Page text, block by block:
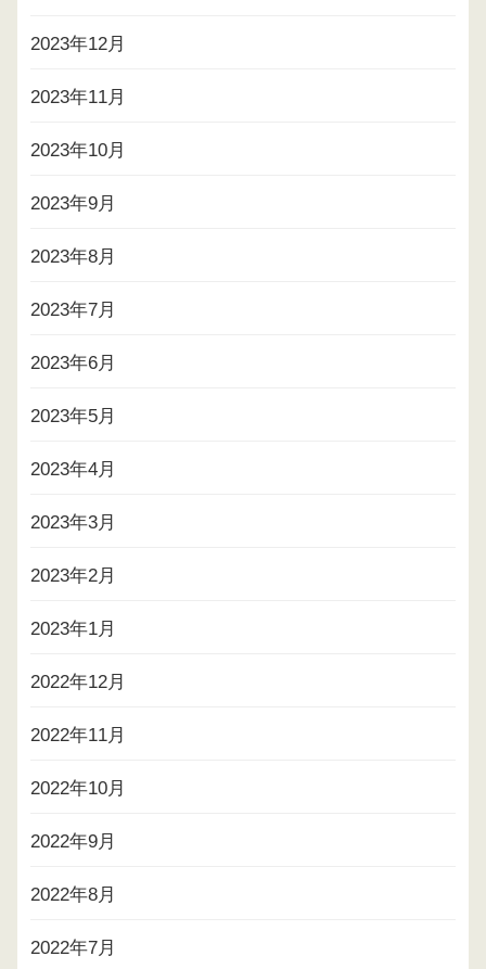
2023年12月
2023年11月
2023年10月
2023年9月
2023年8月
2023年7月
2023年6月
2023年5月
2023年4月
2023年3月
2023年2月
2023年1月
2022年12月
2022年11月
2022年10月
2022年9月
2022年8月
2022年7月